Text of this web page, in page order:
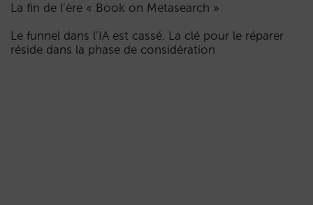
La fin de l’ère « Book on Metasearch »
Le funnel dans l’IA est cassé. La clé pour le réparer
réside dans la phase de considération